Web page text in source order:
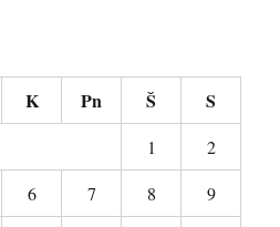
K Pn Š S
1
2
6 7 8
9